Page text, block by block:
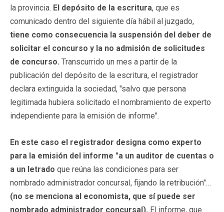
la provincia. El depósito de la escritura, que es
comunicado dentro del siguiente día hábil al juzgado,
tiene como consecuencia la suspensión del deber de
solicitar el concurso y la no admisión de solicitudes
de concurso. Transcurrido un mes a partir de la
publicación del depósito de la escritura, el registrador
declara extinguida la sociedad, "salvo que persona
legitimada hubiera solicitado el nombramiento de experto
independiente para la emisión de informe".
En este caso el registrador designa como experto
para la emisión del informe "a un auditor de cuentas o
a un letrado que reúna las condiciones para ser
nombrado administrador concursal, fijando la retribución"…
(no se menciona al economista, que sí puede ser
nombrado administrador concursal). El informe, que